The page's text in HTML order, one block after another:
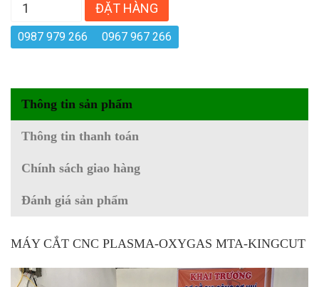
ĐẶT HÀNG
0987 979 266 0967 967 266
Thông tin sản phẩm
Thông tin thanh toán
Chính sách giao hàng
Đánh giá sản phẩm
MÁY CẮT CNC PLASMA-OXYGAS MTA-KINGCUT